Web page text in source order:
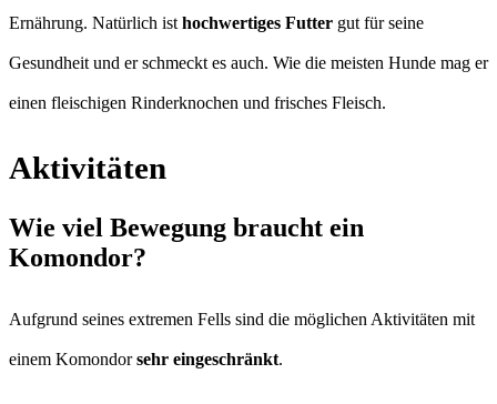
Ernährung. Natürlich ist hochwertiges Futter gut für seine
Gesundheit und er schmeckt es auch. Wie die meisten Hunde mag er
einen fleischigen Rinderknochen und frisches Fleisch.
Aktivitäten
Wie viel Bewegung braucht ein
Komondor?
Aufgrund seines extremen Fells sind die möglichen Aktivitäten mit
einem Komondorsehr eingeschränkt.